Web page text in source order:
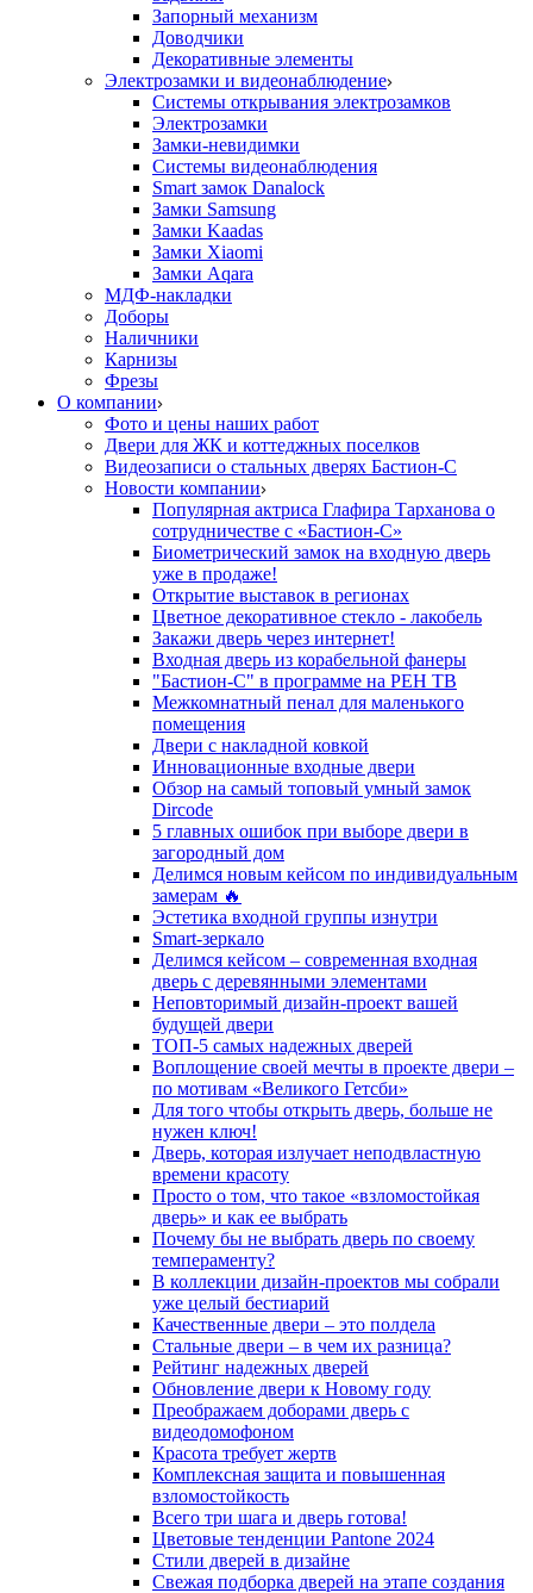
Запорный механизм
Доводчики
Декоративные элементы
Электрозамки и видеонаблюдение
Системы открывания электрозамков
Электрозамки
Замки-невидимки
Системы видеонаблюдения
Smart замок Danalock
Замки Samsung
Замки Kaadas
Замки Xiaomi
Замки Aqara
МДФ-накладки
Доборы
Наличники
Карнизы
Фрезы
О компании
Фото и цены наших работ
Двери для ЖК и коттеджных поселков
Видеозаписи о стальных дверях Бастион-С
Новости компании
Популярная актриса Глафира Тарханова о
сотрудничестве с «Бастион-С»
Биометрический замок на входную дверь
уже в продаже!
Открытие выставок в регионах
Цветное декоративное стекло - лакобель
Закажи дверь через интернет!
Входная дверь из корабельной фанеры
"Бастион-С" в программе на РЕН ТВ
Межкомнатный пенал для маленького
помещения
Двери с накладной ковкой
Инновационные входные двери
Обзор на самый топовый умный замок
Dircode
5 главных ошибок при выборе двери в
загородный дом
Делимся новым кейсом по индивидуальным
замерам 🔥
Эстетика входной группы изнутри
Smart-зеркало
Делимся кейсом – современная входная
дверь с деревянными элементами
Неповторимый дизайн-проект вашей
будущей двери
ТОП-5 самых надежных дверей
Воплощение своей мечты в проекте двери –
по мотивам «Великого Гетсби»
Для того чтобы открыть дверь, больше не
нужен ключ!
Дверь, которая излучает неподвластную
времени красоту
Просто о том, что такое «взломостойкая
дверь» и как ее выбрать
Почему бы не выбрать дверь по своему
темпераменту?
В коллекции дизайн-проектов мы собрали
уже целый бестиарий
Качественные двери – это полдела
Стальные двери – в чем их разница?
Рейтинг надежных дверей
Обновление двери к Новому году
Преображаем доборами дверь с
видеодомофоном
Красота требует жертв
Комплексная защита и повышенная
взломостойкость
Всего три шага и дверь готова!
Цветовые тенденции Pantone 2024
Стили дверей в дизайне
Свежая подборка дверей на этапе создания